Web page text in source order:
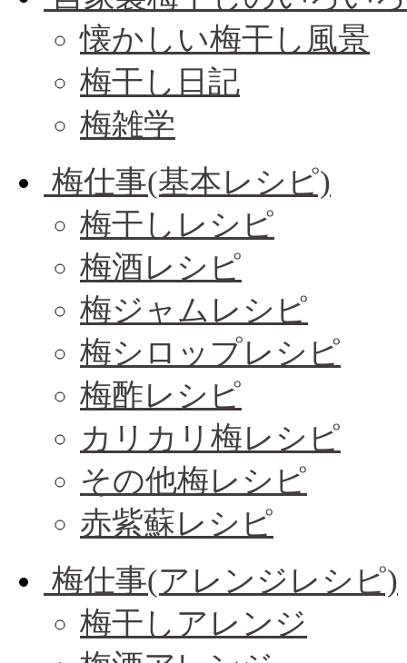
懐かしい梅干し風景
梅干し日記
梅雑学
梅仕事(基本レシピ)
梅干しレシピ
梅酒レシピ
梅ジャムレシピ
梅シロップレシピ
梅酢レシピ
カリカリ梅レシピ
その他梅レシピ
赤紫蘇レシピ
梅仕事(アレンジレシピ)
梅干しアレンジ